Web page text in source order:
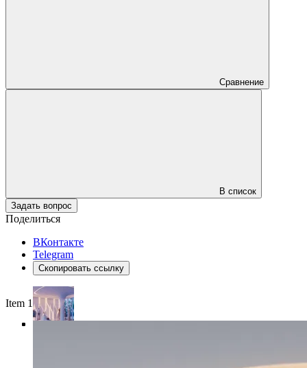
Сравнение
В список
Задать вопрос
Поделиться
ВКонтакте
Telegram
Скопировать ссылку
Item 1 of 4